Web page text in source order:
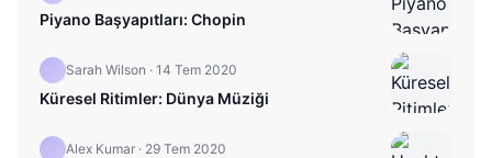
Piyano Başyapıtları: Chopin
Sarah Wilson · 14 Tem 2020
Küresel Ritimler: Dünya Müziği
Alex Kumar · 29 Tem 2020